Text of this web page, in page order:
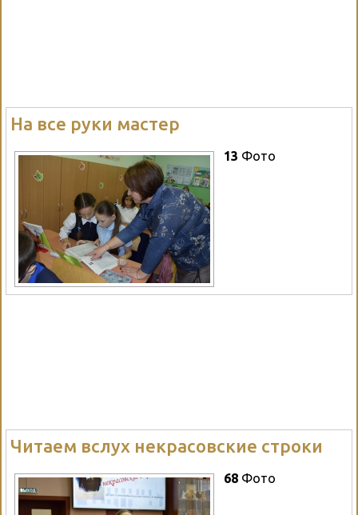
На все руки мастер
13 Фото
Читаем вслух некрасовские строки
68 Фото